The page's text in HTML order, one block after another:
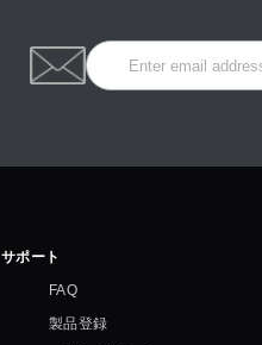
サポート
FAQ
製品登録